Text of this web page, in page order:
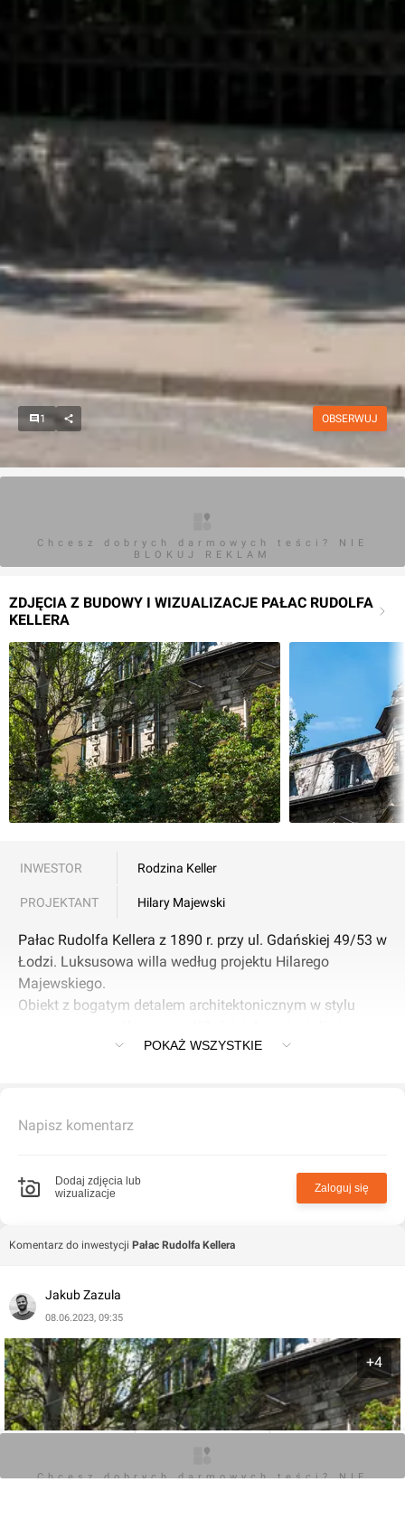
1 OBSERWUJ
Chcesz dobrych darmowych teści? NIE
BLOKUJ REKLAM
ZDJĘCIA Z BUDOWY I WIZUALIZACJE PAŁAC RUDOLFA
KELLERA
INWESTOR Rodzina Keller
PROJEKTANT Hilary Majewski
Pałac Rudolfa Kellera z 1890 r. przy ul. Gdańskiej 49/53 w
Łodzi. Luksusowa willa według projektu Hilarego
Majewskiego.
Obiekt z bogatym detalem architektonicznym w stylu
POKAŻ WSZYSTKIE
Napisz komentarz
Dodaj zdjęcia lub
wizualizacje
Zaloguj się
Komentarz do inwestycji Pałac Rudolfa Kellera
Jakub Zazula
08.06.2023, 09:35
+4
Chcesz dobrych darmowych teści? NIE